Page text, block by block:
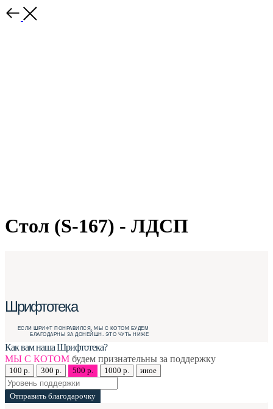
Стол (S-167) - ЛДСП
Шрифтотека
ЕСЛИ ШРИФТ ПОНРАВИЛСЯ, МЫ С КОТОМ БУДЕМ
БЛАГОДАРНЫ ЗА ДОНЕЙШН. ЭТО ЧУТЬ НИЖЕ
Как вам наша Шрифтотека?
МЫ С КОТОМ будем признательны за поддержку
100 р. 300 р. 500 р. 1000 р. иное
Отправить благодарочку